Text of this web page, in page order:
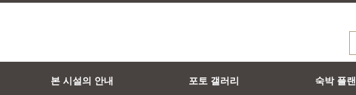
본 시설의 안내 포토 갤러리 숙박 플랜